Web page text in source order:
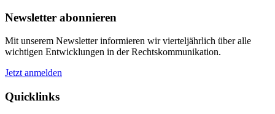
Newsletter abonnieren
Mit unserem Newsletter informieren wir viertel­jährlich über alle
wichtigen Ent­wick­lun­gen in der Rechts­kommu­nikation.
Jetzt anmelden
Quicklinks